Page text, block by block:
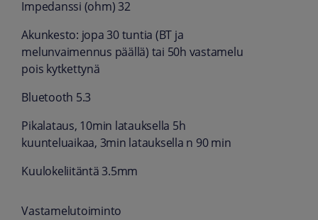
Impedanssi (ohm) 32
Akunkesto: jopa 30 tuntia (BT ja
melunvaimennus päällä) tai 50h vastamelu
pois kytkettynä
Bluetooth 5.3
Pikalataus, 10min latauksella 5h
kuunteluaikaa, 3min latauksella n 90 min
Kuulokeliitäntä 3.5mm
Vastamelutoiminto